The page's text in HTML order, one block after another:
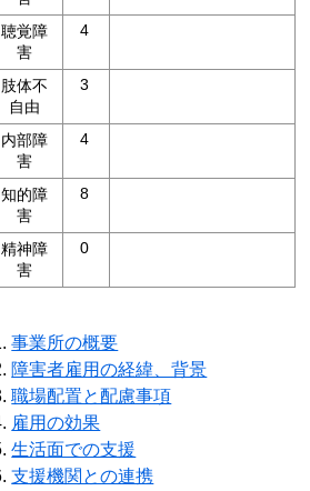
聴覚障
害
4
肢体不
自由
3
内部障
害
4
知的障
害
8
精神障
害
0
事業所の概要
障害者雇用の経緯、背景
職場配置と配慮事項
雇用の効果
生活面での支援
支援機関との連携